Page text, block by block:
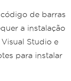
de barras
a instalação
Studio e
para instalar